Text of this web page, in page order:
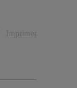
Imprimer